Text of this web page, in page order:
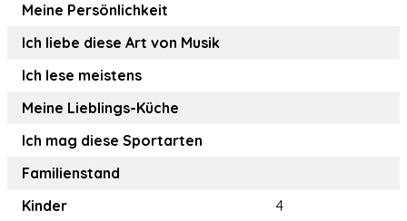
Meine Persönlichkeit
Ich liebe diese Art von Musik
Ich lese meistens
Meine Lieblings-Küche
Ich mag diese Sportarten
Familienstand
Kinder
4